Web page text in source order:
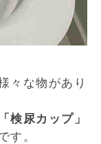
々な物があり
「検尿カップ」
す。